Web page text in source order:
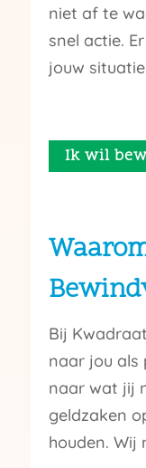
niet af te
snel actie.
jouw
Ik wil
Bij
naar jou als
naar wat jij
geldzaken
houden. Wij